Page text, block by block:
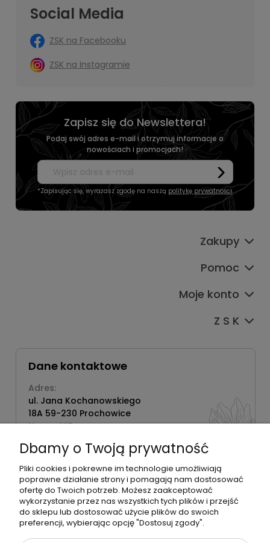
Social Media
ZSK na Facebooku
ZSK na Instagramie
Zapisz się do Newslettera!
Podaj swój adres e-mail i otrzymuj informacje o
nowościach i promocjach!
*Zapisując się, wyrażasz zgodę na naszą politykę prywatności.
Zakupy
Pomoc
Moje konto
Z S K
Dane kontaktowe
Adres:
ul. Jana Kochanowskiego
18A 59-230 Prochowice
Numer NIP:
Telefon:
518358020
©2026 Wszelkie Prawa Zastrzeżone | Zrób Sobie Krem
Dbamy o Twoją prywatność
Pliki cookies i pokrewne im technologie umożliwiają
poprawne działanie strony i pomagają nam dostosować
ofertę do Twoich potrzeb. Możesz zaakceptować
wykorzystanie przez nas wszystkich tych plików i przejść
do sklepu lub dostosować użycie plików do swoich
preferencji, wybierając opcję "Dostosuj zgody".